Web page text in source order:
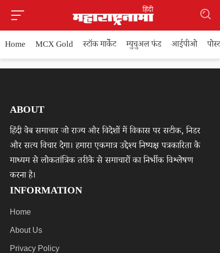
Home MCX Gold स्टॉक मार्केट म्युचुअल फंड आईपीओ
ABOUT
हिंदी वेब समाचार जो राज्य और विदेशों में विकास पर सटीक, निडर
और सत्य विचार देगा। हमारा एकमात्र उद्देश्य निष्पक्ष पत्रकारिता के
माध्यम से लोकतांत्रिक तरीके से समाचारों का निर्भीक विश्लेषण
करना है।
INFORMATION
Home
About Us
Privacy Policy